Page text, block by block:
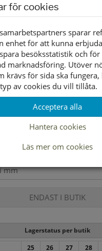
barnets fot och anger här
vi den aktuella skon
ENDAST I BUTIK
Lagerstatus per butik
25 26 27 28
för cookies
sparar
enhet för att kunna
besöksstatistik och
marknadsföring. Utöver
krävs för sida ska
av cookies du vill tillåta.
Acceptera alla
Hantera cookies
Läs mer om cookies